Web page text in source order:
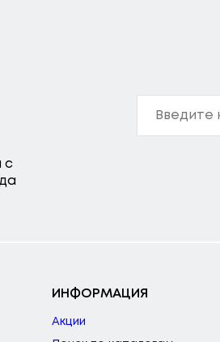
с
ИНФОРМАЦИЯ
Акции